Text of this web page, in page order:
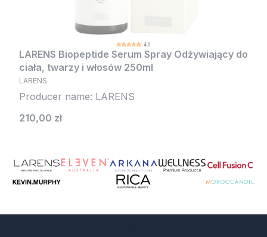
4.9
LARENS Biopeptide Serum Spray Odżywiający do
ciała, twarzy i włosów 250ml
LARENS
Producer name: LARENS
Cena
210,00 zł